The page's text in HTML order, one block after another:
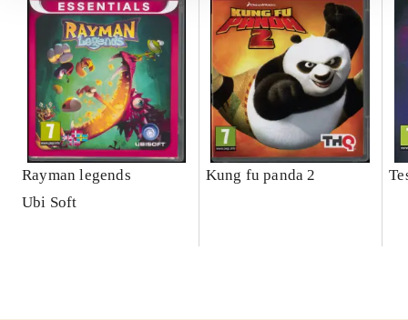
Rayman legends
Ubi Soft
Kung fu panda 2